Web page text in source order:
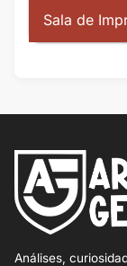
Sala de
Análises,